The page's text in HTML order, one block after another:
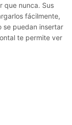
que nunca. Sus
fácilmente,
se puedan insertar
te permite ver